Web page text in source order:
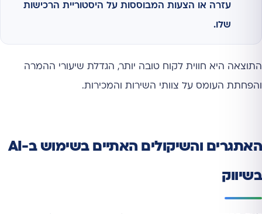
עזרה או הצעות המבוססות על היסטוריית הרכישות
שלו.
התוצאה היא חווית לקוח טובה יותר, הגדלת שיעורי ההמרה
והפחתת העומס על צוותי השירות והמכירות.
האתגרים והשיקולים האתיים בשימוש ב-AI
בשיווק